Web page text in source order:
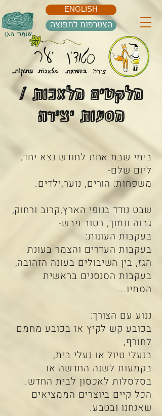
הצטרפות לתפוצה
ENGLISH
מלקטים מלאכות /
מסעות יצירה
בימי שבת אחת לחודש נצא יחד,
ליום שלם-
משפחות: הורים, נוער,ילדים.
שבט נודד בנופי הארץ,קרוב ורחוק,
גבוה ונמוך, רטוב ויבש-
בעקבות העונות:
בעקבות העדרים והצמר בעונת
הגז, בין השיבולים בעונה הזהובה,
בעקבות הסנסנים בראשית
הסתיו...
ננוע עם הצורך:
בכובע קש לקיץ או בכובע מחמם
לחורף,
בנעלי טיול או נעלי בית,
בקמעות לשנה החדשה או
בסלסלות לאכסון לבית החדש.
הכל קיים ביוצרים הממציאים
שאנחנו ובטבע.